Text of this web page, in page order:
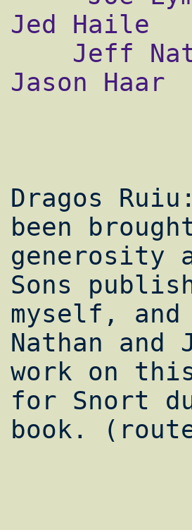
Jed Haile
Jason Haar
Dragos
been
generosity
Sons
myself,
Nathan
work on
for Snort
book.